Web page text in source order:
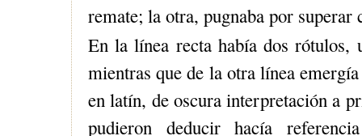
remate; la otra, pugnaba por superar
En la línea recta había dos
mientras que de la otra línea
en latín, de oscura interpretación a
pudieron deducir hacía